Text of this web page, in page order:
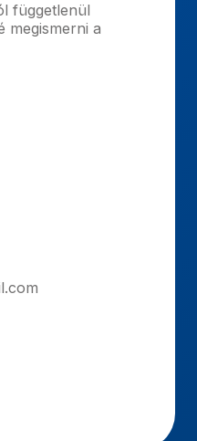
függetlenül
megismerni a